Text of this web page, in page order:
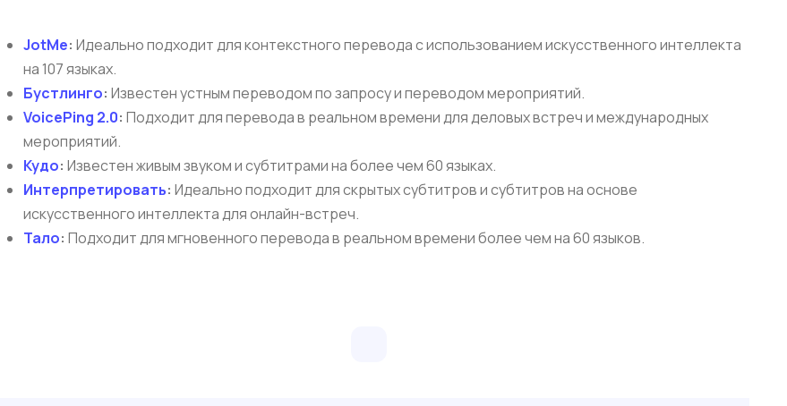
JotMe:Идеально подходит для контекстного перевода с использованием искусственного интеллекта
на 107 языках.
Бустлинго:Известен устным переводом по запросу и переводом мероприятий.
VoicePing 2.0:Подходит для перевода в реальном времени для деловых встреч и международных
мероприятий.
Кудо:Известен живым звуком и субтитрами на более чем 60 языках.
Интерпретировать:Идеально подходит для скрытых субтитров и субтитров на основе
искусственного интеллекта для онлайн-встреч.
Тало:Подходит для мгновенного перевода в реальном времени более чем на 60 языков.